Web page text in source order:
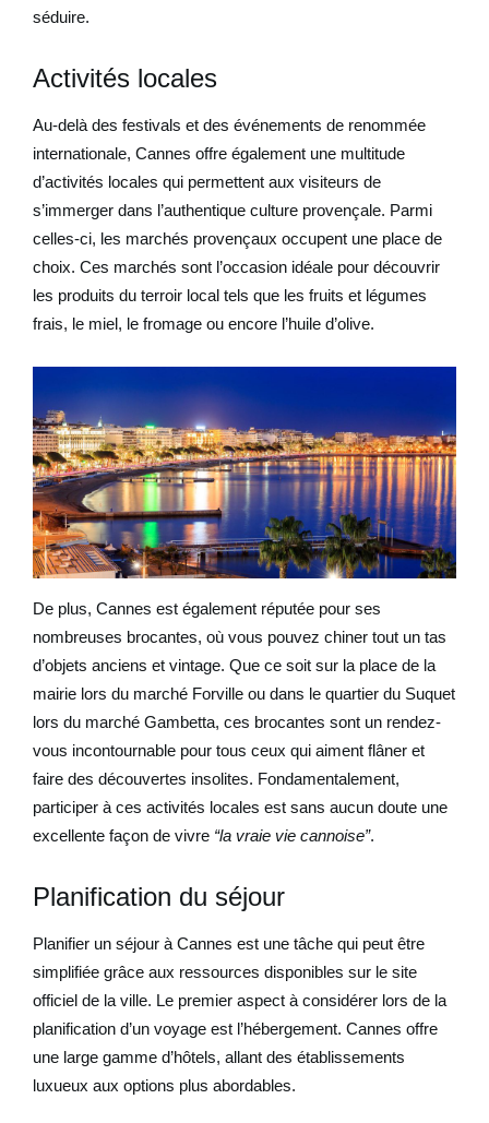
séduire.
Activités locales
Au-delà des festivals et des événements de renommée
internationale, Cannes offre également une multitude
d’activités locales qui permettent aux visiteurs de
s’immerger dans l’authentique culture provençale. Parmi
celles-ci, les marchés provençaux occupent une place de
choix. Ces marchés sont l’occasion idéale pour découvrir
les produits du terroir local tels que les fruits et légumes
frais, le miel, le fromage ou encore l’huile d’olive.
De plus, Cannes est également réputée pour ses
nombreuses brocantes, où vous pouvez chiner tout un tas
d’objets anciens et vintage. Que ce soit sur la place de la
mairie lors du marché Forville ou dans le quartier du Suquet
lors du marché Gambetta, ces brocantes sont un rendez-
vous incontournable pour tous ceux qui aiment flâner et
faire des découvertes insolites. Fondamentalement,
participer à ces activités locales est sans aucun doute une
excellente façon de vivre “la vraie vie cannoise”.
Planification du séjour
Planifier un séjour à Cannes est une tâche qui peut être
simplifiée grâce aux ressources disponibles sur le site
officiel de la ville. Le premier aspect à considérer lors de la
planification d’un voyage est l’hébergement. Cannes offre
une large gamme d’hôtels, allant des établissements
luxueux aux options plus abordables.